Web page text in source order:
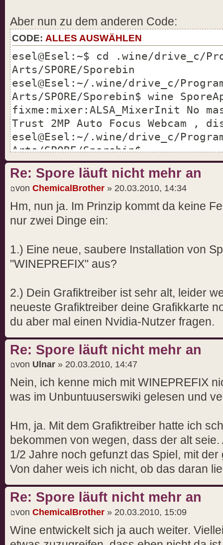
esel@Esel:/media/cdrom0$
(0x33285c) using GetSystemInfo()
Aber nun zu dem anderen Code:
CODE: ALLES AUSWÄHLEN
esel@Esel:~$ cd .wine/drive_c/
Arts/SPORE/Sporebin
esel@Esel:~/.wine/drive_c/
Arts/SPORE/Sporebin$ wine
fixme:mixer:ALSA_MixerInit No
Trust 2MP Auto Focus Webcam ,
esel@Esel:~/.wine/drive_c/
Arts/SPORE/Sporebin$
Re: Spore läuft nicht mehr an
von ChemicalBrother » 20.03.2010, 14:34
Hm, nun ja. Im Prinzip kommt da keine
nur zwei Dinge ein:
1.) Eine neue, saubere Installation von
"WINEPREFIX" aus?
2.) Dein Grafiktreiber ist sehr alt, leider
neueste Grafiktreiber deine Grafikkarte
du aber mal einen Nvidia-Nutzer fragen.
Re: Spore läuft nicht mehr an
von Ulnar » 20.03.2010, 14:47
Nein, ich kenne mich mit WINEPREFIX
was im Unbuntuuserswiki gelesen und
Hm, ja. Mit dem Grafiktreiber hatte ich
bekommen von wegen, dass der alt
1/2 Jahre noch gefunzt das Spiel, mit
Von daher weis ich nicht, ob das daran
Re: Spore läuft nicht mehr an
von ChemicalBrother » 20.03.2010, 15:09
Wine entwickelt sich ja auch weiter.